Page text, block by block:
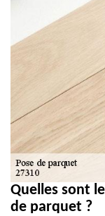
Quelles sont
de parquet ?